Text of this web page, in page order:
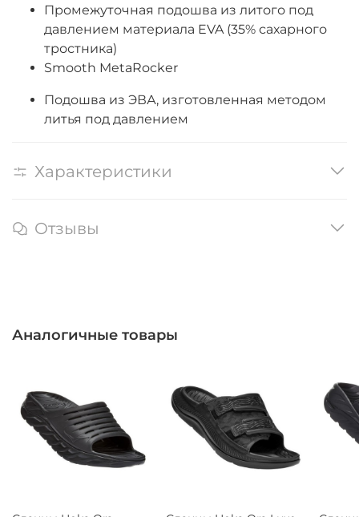
Промежуточная подошва из литого под
давлением материала EVA (35% сахарного
тростника)
Smooth MetaRocker
Подошва из ЭВА, изготовленная методом
литья под давлением
Характеристики
Отзывы
Аналогичные товары